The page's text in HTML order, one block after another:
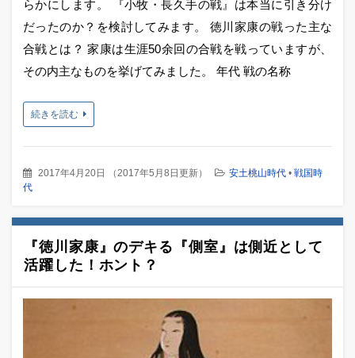
らかにします。 『小牧・長久手の戦』は本当に引き分け
だったのか？を検討してみます。 徳川家康の戦った主な
合戦とは？ 家康は生涯50余回の合戦を戦っていますが、
その内主なものを挙げてみました。 年代 戦の名称
続きを読む
2017年4月20日 （2017年5月8日更新） 安土桃山時代 • 戦国時
代
『徳川家康』のデキる『側室』は側近として
活躍した！ホント？